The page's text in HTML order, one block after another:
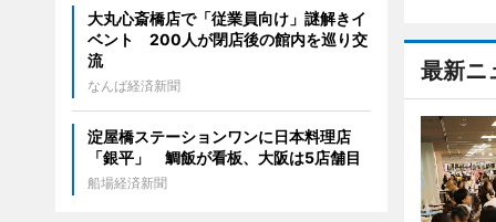
最新ニ
大丸心斎橋店で「従業員向け」謎解きイ
ベント 200人が閉店後の館内を巡り交
流
なんば経済新聞
淀屋橋ステーションワンに日本料理店
「銀平」 鯛飯が看板、大阪は5店舗目
船場経済新聞